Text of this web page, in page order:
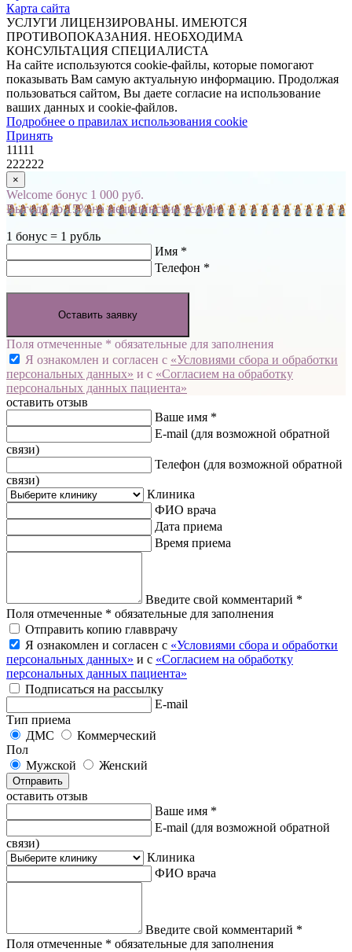
Карта сайта
УСЛУГИ ЛИЦЕНЗИРОВАНЫ. ИМЕЮТСЯ
ПРОТИВОПОКАЗАНИЯ. НЕОБХОДИМА
КОНСУЛЬТАЦИЯ СПЕЦИАЛИСТА
На сайте используются cookie-файлы, которые помогают
показывать Вам самую актуальную информацию. Продолжая
пользоваться сайтом, Вы даете согласие на использование
ваших данных и cookie-файлов.
Подробнее о правилах использования cookie
Принять
11111
222222
×
Welcome бонус 1 000 руб.
Выгода до 15% на медицинские услуги
1 бонус = 1 рубль
Имя *
Телефон *
Оставить заявку
Поля отмеченные * обязательные для заполнения
Я ознакомлен и согласен с «Условиями сбора и обработки
персональных данных» и с «Согласием на обработку
персональных данных пациента»
оставить отзыв
Ваше имя *
E-mail (для возможной обратной
связи)
Телефон (для возможной обратной
связи)
Клиника
ФИО врача
Дата приема
Время приема
Введите свой комментарий *
Поля отмеченные * обязательные для заполнения
Отправить копию главврачу
Я ознакомлен и согласен с «Условиями сбора и обработки
персональных данных» и с «Согласием на обработку
персональных данных пациента»
Подписаться на рассылку
E-mail
Тип приема
ДМС
Коммерческий
Пол
Мужской
Женский
Отправить
оставить отзыв
Ваше имя *
E-mail (для возможной обратной
связи)
Клиника
ФИО врача
Введите свой комментарий *
Поля отмеченные * обязательные для заполнения